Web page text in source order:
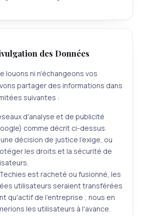
des Données
louons ni n'échangeons vos
partager des informations dans
suivantes :
d'analyse et de publicité
comme décrit ci-dessus.
une décision de justice l'exige, ou
les droits et la sécurité de
est racheté ou fusionné, les
utilisateurs seraient transférées
qu'actif de l'entreprise ; nous en
les utilisateurs à l'avance.